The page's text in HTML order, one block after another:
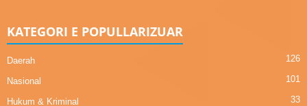
KATEGORI E POPULLARIZUAR
Daerah 126
Nasional 101
Hukum & Kriminal 33